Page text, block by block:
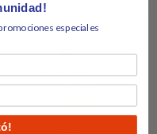
especiales